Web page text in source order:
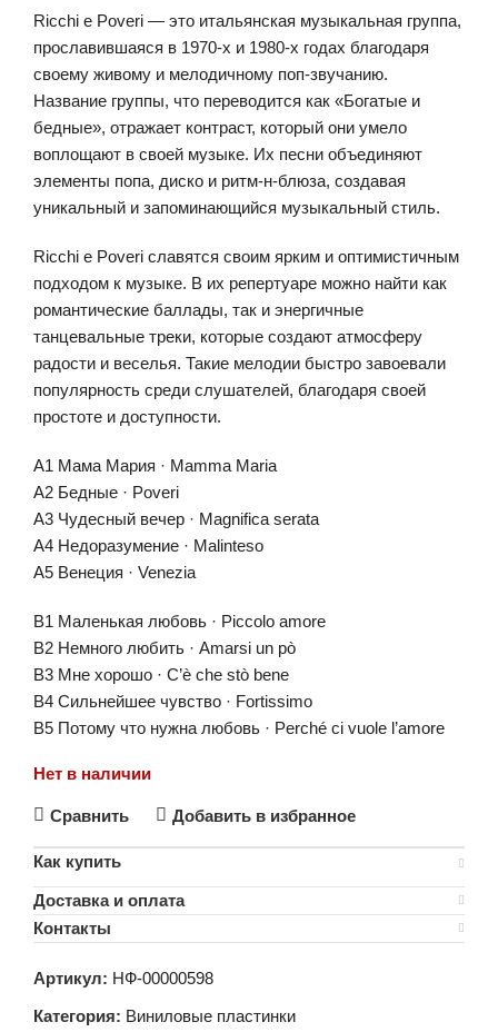
Ricchi e Poveri — это итальянская музыкальная группа,
прославившаяся в 1970-х и 1980-х годах благодаря
своему живому и мелодичному поп-звучанию.
Название группы, что переводится как «Богатые и
бедные», отражает контраст, который они умело
воплощают в своей музыке. Их песни объединяют
элементы попа, диско и ритм-н-блюза, создавая
уникальный и запоминающийся музыкальный стиль.
Ricchi e Poveri славятся своим ярким и оптимистичным
подходом к музыке. В их репертуаре можно найти как
романтические баллады, так и энергичные
танцевальные треки, которые создают атмосферу
радости и веселья. Такие мелодии быстро завоевали
популярность среди слушателей, благодаря своей
простоте и доступности.
A1 Мама Мария · Mamma Maria
A2 Бедные · Poveri
A3 Чудесный вечер · Magnifica serata
A4 Недоразумение · Malinteso
A5 Венеция · Venezia
B1 Маленькая любовь · Piccolo amore
B2 Немного любить · Amarsi un pò
B3 Мне хорошо · C’è che stò bene
B4 Сильнейшее чувство · Fortissimo
B5 Потому что нужна любовь · Perché ci vuole l’amore
Нет в наличии
Сравнить Добавить в избранное
Как купить
Доставка и оплата
Контакты
Артикул: НФ-00000598
Категория: Виниловые пластинки